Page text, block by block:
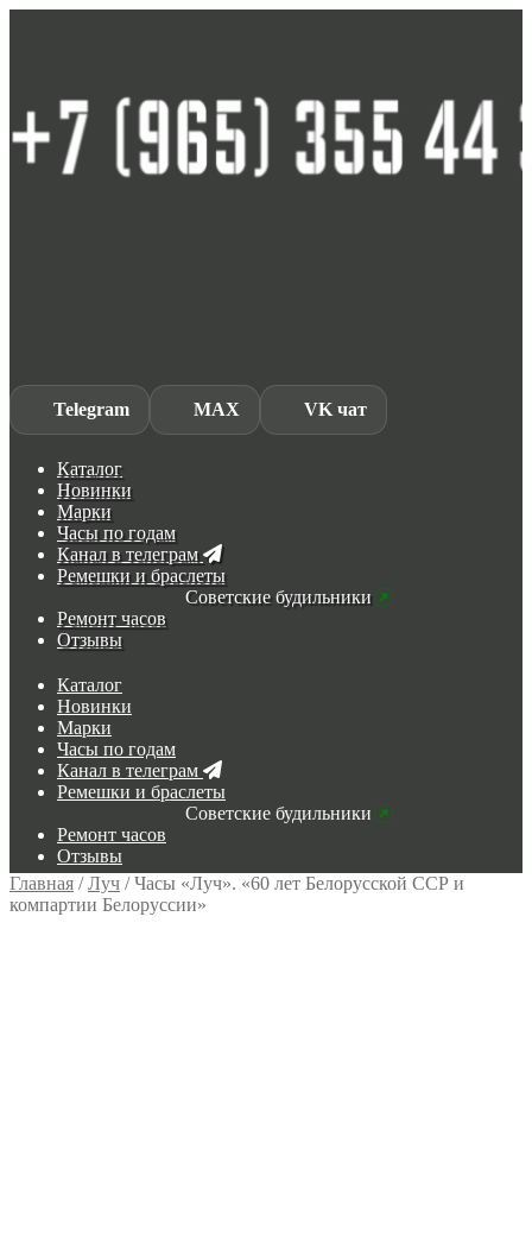
navigation
content
Telegram MAX VK чат
Каталог
Новинки
Марки
Часы по годам
Канал в телеграм
Ремешки и браслеты
Советские будильники
Ремонт часов
Отзывы
Каталог
Новинки
Марки
Часы по годам
Канал в телеграм
Ремешки и браслеты
Советские будильники
Ремонт часов
Отзывы
Главная /Луч /Часы «Луч». «60 лет Белорусской ССР и
компартии Белоруссии»